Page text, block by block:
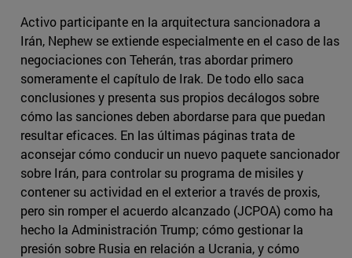
Activo participante en la arquitectura sancionadora a
Irán, Nephew se extiende especialmente en el caso de las
negociaciones con Teherán, tras abordar primero
someramente el capítulo de Irak. De todo ello saca
conclusiones y presenta sus propios decálogos sobre
cómo las sanciones deben abordarse para que puedan
resultar eficaces. En las últimas páginas trata de
aconsejar cómo conducir un nuevo paquete sancionador
sobre Irán, para controlar su programa de misiles y
contener su actividad en el exterior a través de proxis,
pero sin romper el acuerdo alcanzado (JCPOA) como ha
hecho la Administración Trump; cómo gestionar la
presión sobre Rusia en relación a Ucrania, y cómo